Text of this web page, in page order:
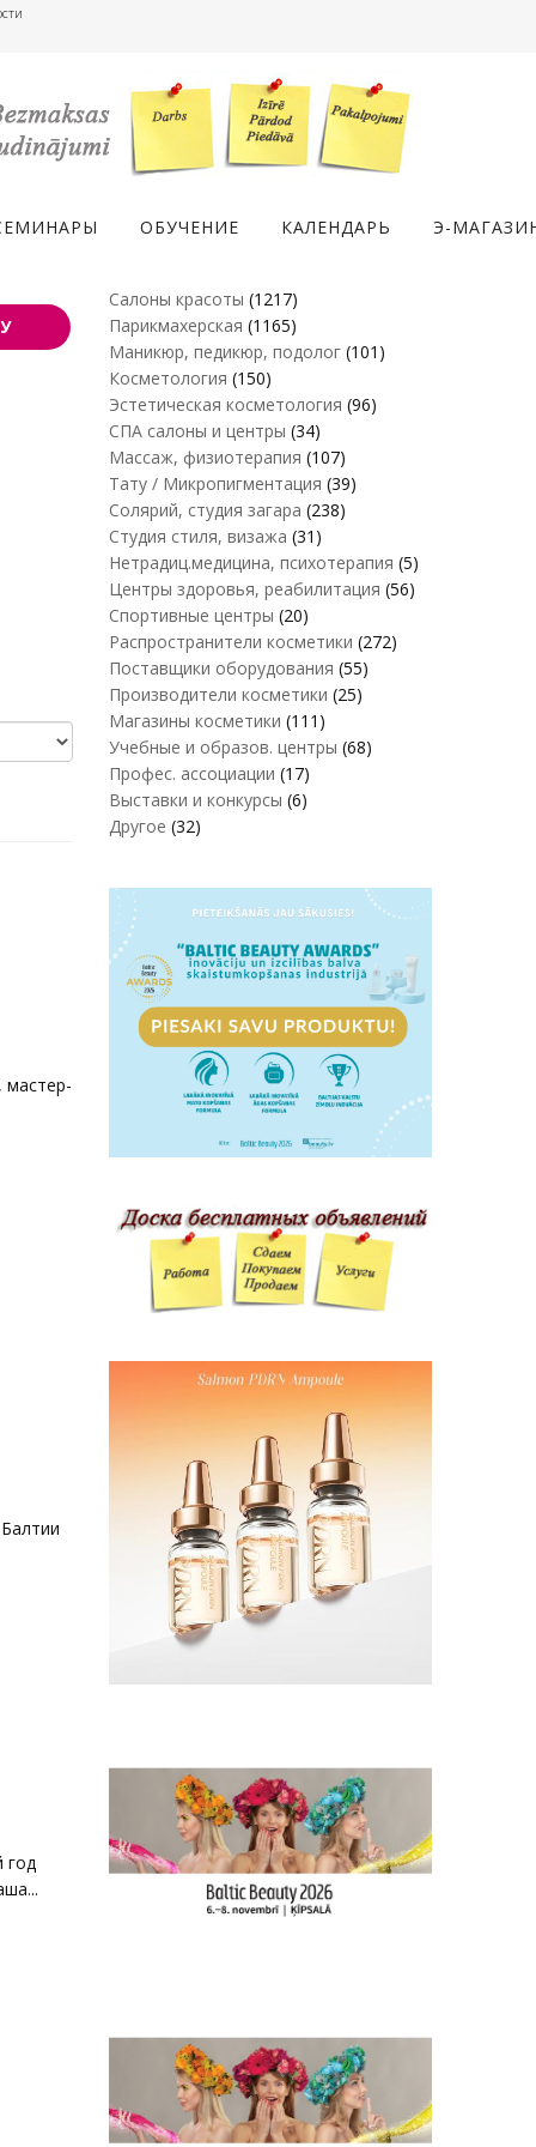
ОБУЧЕНИЕ КАЛЕНДАРЬ Э-
мастер-
год
Салоны красоты (1217)
Парикмахерская (1165)
Маникюр, педикюр, подолог (101)
Косметология (150)
Эстетическая косметология (96)
СПА салоны и центры (34)
Массаж, физиотерапия (107)
Тату / Микропигментация (39)
Солярий, студия загара (238)
Студия стиля, визажа (31)
Нетрадиц.медицина, психотерапия (5)
Центры здоровья, реабилитация (56)
Спортивные центры (20)
Распространители косметики (272)
Поставщики оборудования (55)
Производители косметики (25)
Магазины косметики (111)
Учебные и образов. центры (68)
Профес. ассоциации (17)
Выставки и конкурсы (6)
Другое (32)